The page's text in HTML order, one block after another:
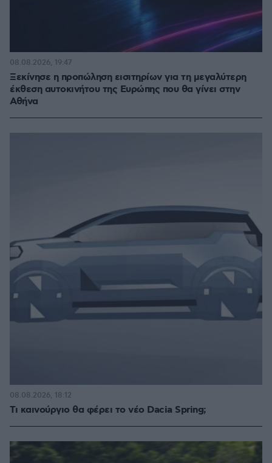
Ξεκίνησε η προπώληση εισιτηρίων για τη μεγαλύτερη
έκθεση αυτοκινήτου της Ευρώπης που θα γίνει στην
Αθήνα
08.08.2026, 19:47
Τι καινούργιο θα φέρει το νέο Dacia Spring;
08.08.2026, 18:12